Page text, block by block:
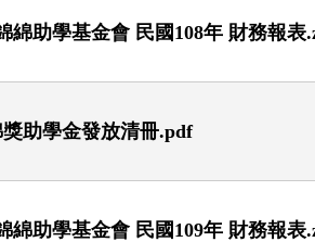
綿助學基金會 民國108年 財務報表
獎助學金發放清冊.pdf
綿助學基金會 民國109年 財務報表